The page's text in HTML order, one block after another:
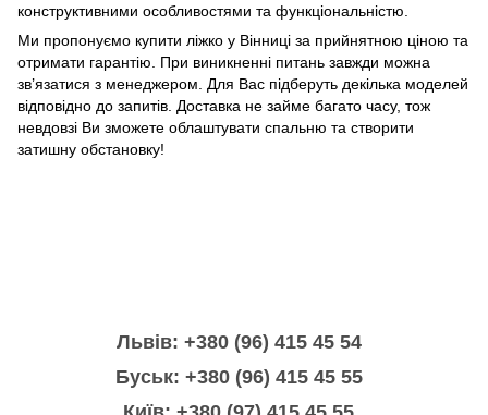
конструктивними особливостями та функціональністю.
Ми пропонуємо купити ліжко у Вінниці за прийнятною ціною та
отримати гарантію. При виникненні питань завжди можна
зв’язатися з менеджером. Для Вас підберуть декілька моделей
відповідно до запитів. Доставка не займе багато часу, тож
невдовзі Ви зможете облаштувати спальню та створити
затишну обстановку!
Львів: +380 (96) 415 45 54
Буськ: +380 (96) 415 45 55